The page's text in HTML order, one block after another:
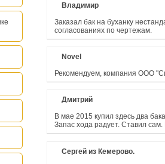
Владимир
Заказал бак на буханку
согласованиях по чертежам.
Novel
Рекомендуем, компания ООО
Дмитрий
В мае 2015 купил здесь два
Запас хода радует. Ставил
Сергей из Кемерово.